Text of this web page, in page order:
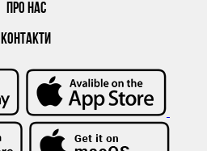
ПРО НАС
КОНТАКТИ